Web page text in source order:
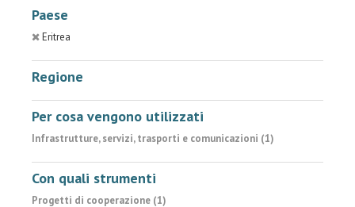
Paese
Eritrea
Regione
Per cosa vengono utilizzati
Infrastrutture, servizi, trasporti e comunicazioni (1)
Con quali strumenti
Progetti di cooperazione (1)